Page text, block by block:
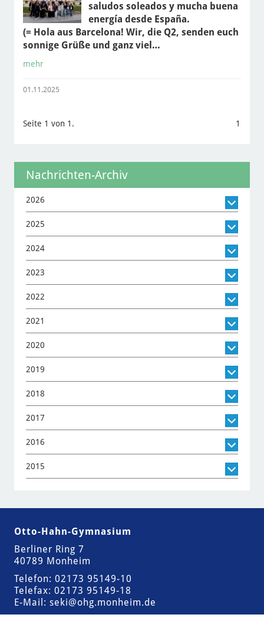
saludos soleados y mucha buena
energía desde España.
(= Hola aus Barcelona! Wir, die Q2, senden euch
sonnige Grüße und ganz viel…
mehr
01.11.2025
Seite 1 von 1. 1
Nachrichten-Archiv
2026
2025
2024
2023
2022
2021
2020
2019
2018
2017
2016
2015
Otto-Hahn-Gymnasium
Berliner Ring 7
40789 Monheim
Telefon: 02173 95149-10
Telefax: 02173 95149-18
E-Mail: seki@ohg.monheim.de